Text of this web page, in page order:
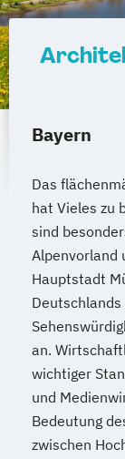
Bayern
Das
hat Vieles zu
sind
Alpenvorland
Hauptstadt
an.
wichtiger
und
Bedeutung
zwischen